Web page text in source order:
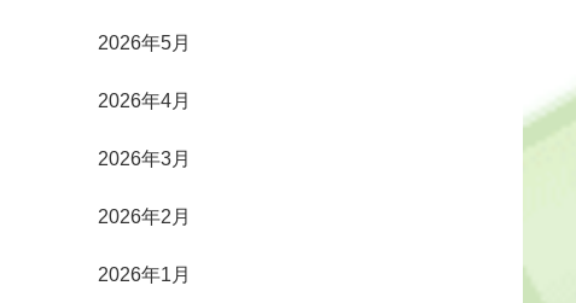
2026年5月
2026年4月
2026年3月
2026年2月
2026年1月